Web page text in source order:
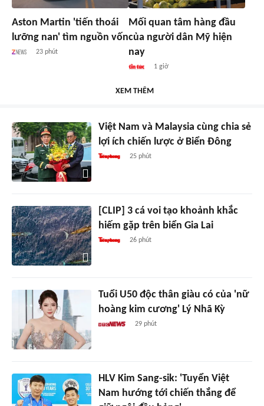
Aston Martin 'tiến thoái
lưỡng nan' tìm nguồn vốn
23 phút
Mối quan tâm hàng đầu
của người dân Mỹ hiện
nay
1 giờ
XEM THÊM
Việt Nam và Malaysia cùng chia sẻ
lợi ích chiến lược ở Biển Đông
25 phút
[CLIP] 3 cá voi tạo khoảnh khắc
hiếm gặp trên biển Gia Lai
26 phút
Tuổi U50 độc thân giàu có của 'nữ
hoàng kim cương' Lý Nhã Kỳ
29 phút
HLV Kim Sang-sik: 'Tuyển Việt
Nam hướng tới chiến thắng để